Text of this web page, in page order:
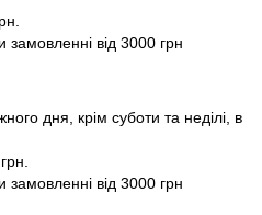
замовленні від 3000 грн
дня, крім суботи та неділі, в
замовленні від 3000 грн